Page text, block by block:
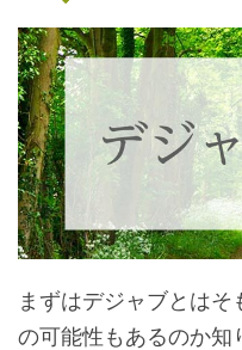
まずはデジャブとは
の可能性もあるのか知